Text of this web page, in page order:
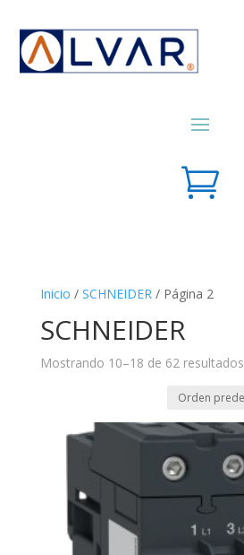

Inicio / SCHNEIDER/ Página 2
SCHNEIDER
Mostrando 10–18 de 62 resultados